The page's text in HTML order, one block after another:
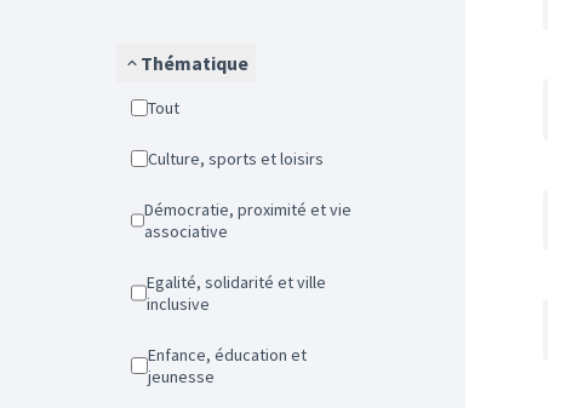
Thématique
Tout
Culture, sports et loisirs
Démocratie, proximité et vie
associative
Egalité, solidarité et ville
inclusive
Enfance, éducation et
jeunesse